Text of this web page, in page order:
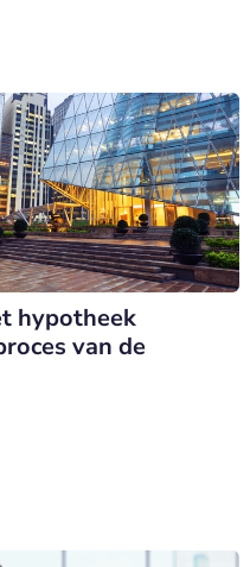
hypotheek
van de